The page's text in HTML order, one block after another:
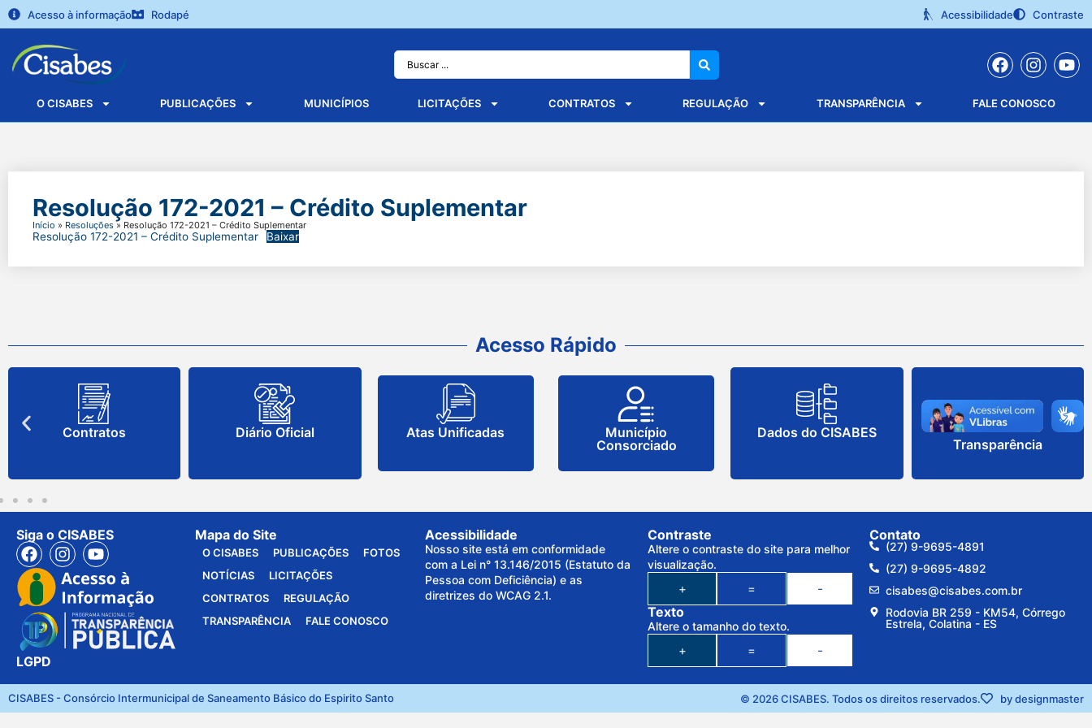
Acesso à informação Rodapé Acessibilidade Contraste
O CISABES PUBLICAÇÕES MUNICÍPIOS LICITAÇÕES CONTRATOS REGULAÇÃO TRANSPARÊNCIA FALE CONOSCO
Resolução 172-2021 – Crédito Suplementar
Início » Resoluções» Resolução 172-2021 – Crédito Suplementar
Resolução 172-2021 – Crédito Suplementar Baixar
Acesso Rápido
Contratos Diário Oficial Atas Unificadas
Município
Consorciado
Dados do CISABES
Transparência
Siga o CISABES
LGPD
Mapa do Site
O CISABES PUBLICAÇÕES
FOTOS
NOTÍCIAS
LICITAÇÕES
CONTRATOS
REGULAÇÃO
TRANSPARÊNCIA
FALE CONOSCO
Acessibilidade
Nosso site está em conformidade
com a Lei n° 13.146/2015 (Estatuto da
Pessoa com Deficiência) e as
diretrizes do WCAG 2.1.
Contraste
Altere o contraste do site para melhor
visualização.
+ = -
Texto
Altere o tamanho do texto.
+ = -
Contato
(27) 9-9695-4891
(27) 9-9695-4892
cisabes@cisabes.com.br
Rodovia BR 259 - KM54, Córrego
Estrela, Colatina - ES
CISABES - Consórcio Intermunicipal de Saneamento Básico do Espirito Santo © 2026 CISABES. Todos os direitos reservados. by designmaster